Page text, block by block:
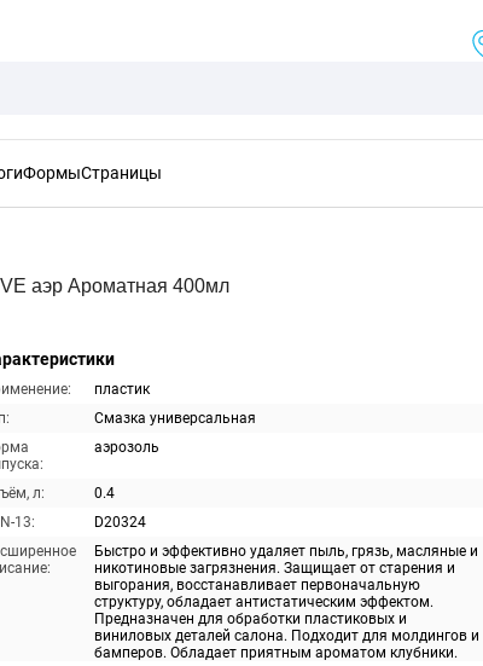
ФормыСтраницы
аэр Ароматная 400мл
пластик
Смазка универсальная
аэрозоль
л:
0.4
13:
D20324
Быстро и эффективно удаляет пыль, грязь, масляные и
никотиновые загрязнения. Защищает от старения и
выгорания, восстанавливает первоначальную
структуру, обладает антистатическим эффектом.
Предназначен для обработки пластиковых и
виниловых деталей салона. Подходит для молдингов и
бамперов. Обладает приятным ароматом клубники.